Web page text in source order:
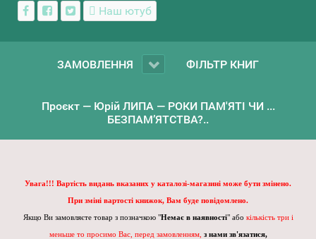
Наш ютуб
ЗАМОВЛЕННЯ ФІЛЬТР КНИГ
Проєкт — Юрій ЛИПА — РОКИ ПАМ'ЯТІ ЧИ ...
БЕЗПАМ’ЯТСТВА?..
Увага!!! Вартість видань вказаних у каталозі-магазині може бути змінено.
При зміні вартості книжок, Вам буде повідомлено.
Якщо Ви замовляєте товар з позначкою "Немає в наявності" або кількість три і
меньше то просимо Вас, перед замовленням, з нами зв'язатися,